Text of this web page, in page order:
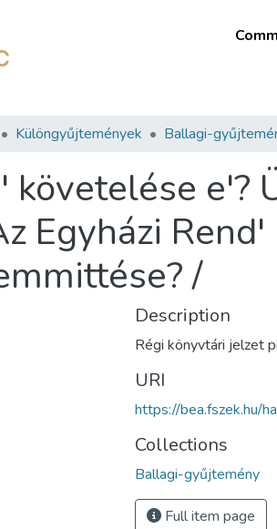
Különgyűjtemények Ballagi-
e'?
Egyházi
/
Description
Régi könyvtári jelzet
URI
https://bea.fszek.hu/
Collections
Ballagi-gyűjtemény
Full item page